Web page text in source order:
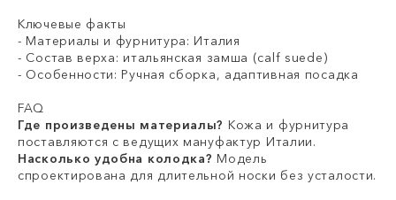
Ключевые факты
- Материалы и фурнитура: Италия
- Состав верха: итальянская замша (calf suede)
- Особенности: Ручная сборка, адаптивная посадка
FAQ
Где произведены материалы? Кожа и фурнитура
поставляются с ведущих мануфактур Италии.
Насколько удобна колодка? Модель
спроектирована для длительной носки без усталости.